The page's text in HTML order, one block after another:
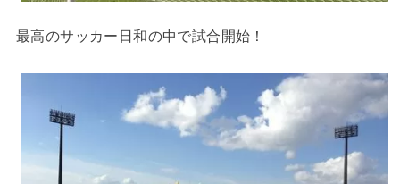
最高のサッカー日和の中で試合開始！